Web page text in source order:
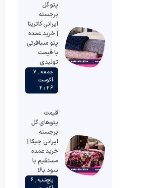
پتو گل
برجسته
ایرانی کاترینا
| خرید عمده
پتو مسافرتی
با قیمت
تولیدی
جمعه , 7
آگوست
2026
قیمت
پتوهای گل
برجسته
ایرانی چیکا |
خرید عمده
مستقیم با
سود بالا
پنج‌شنبه , 6